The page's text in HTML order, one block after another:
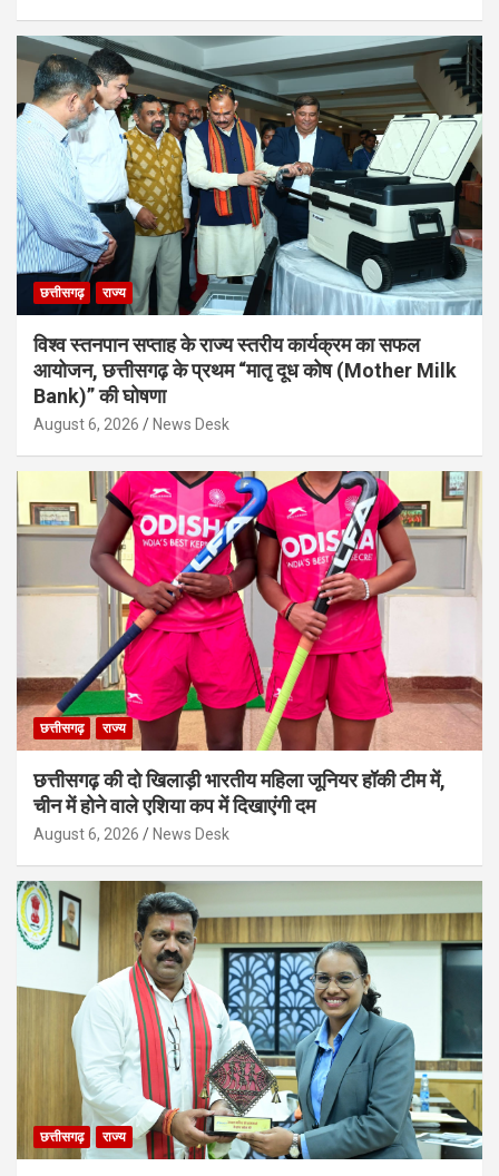
छत्तीसगढ़ राज्य
विश्व स्तनपान सप्ताह के राज्य स्तरीय कार्यक्रम का सफल
आयोजन, छत्तीसगढ़ के प्रथम “मातृ दूध कोष (Mother Milk
Bank)” की घोषणा
August 6, 2026 News Desk
छत्तीसगढ़ राज्य
छत्तीसगढ़ की दो खिलाड़ी भारतीय महिला जूनियर हॉकी टीम में,
चीन में होने वाले एशिया कप में दिखाएंगी दम
August 6, 2026 News Desk
छत्तीसगढ़ राज्य